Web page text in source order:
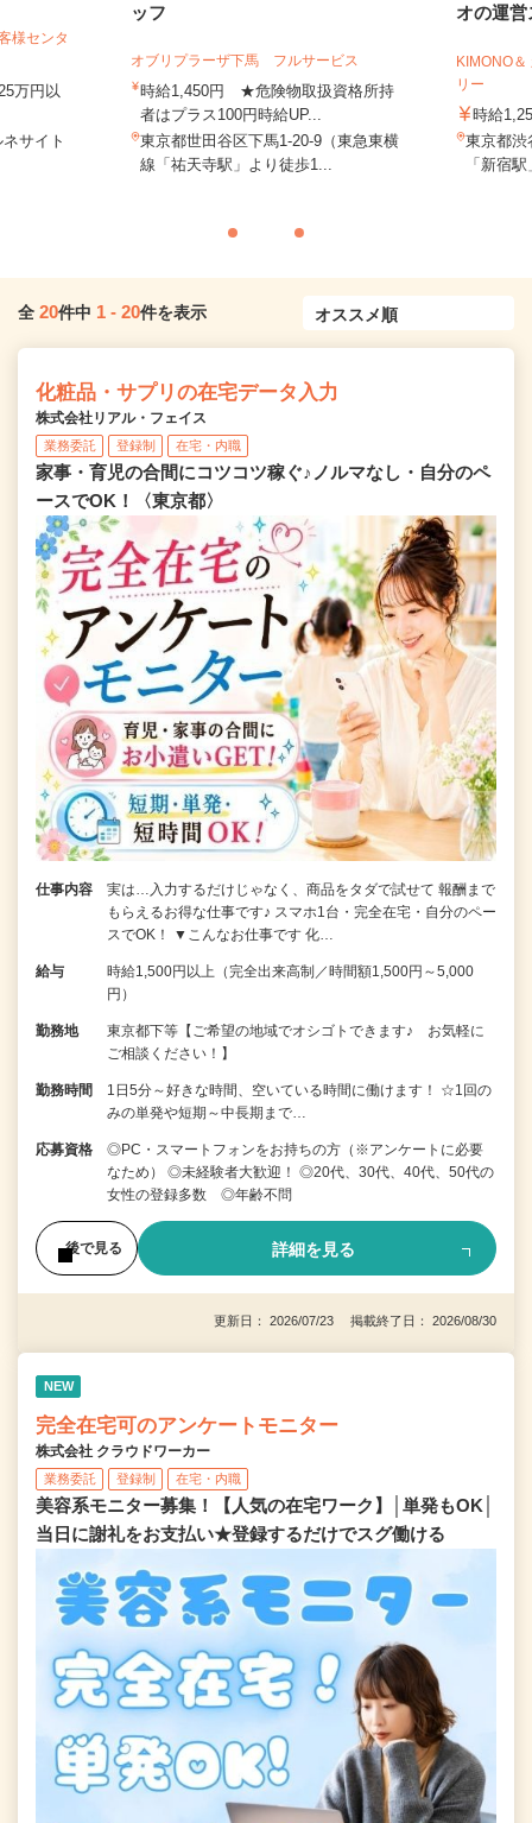
様センタ
万円以
サイト
ッフ
オブリプラーザ下馬 フルサービス
時給1,450円 ★危険物取扱資格所持
者はプラス100円時給UP...
東京都世田谷区下馬1-20-9（東急東横
線「祐天寺駅」より徒歩1...
オの運営
KIMONO
リー
時給
東京都渋
「新宿
全 20件中 1 - 20件を表示
化粧品・サプリの在宅データ入力
株式会社リアル・フェイス
業務委託 登録制 在宅・内職
家事・育児の合間にコツコツ稼ぐ♪ノルマなし・自分のペ
ースでOK！〈東京都〉
仕事内容
実は…入力するだけじゃなく、商品をタダで試せて 報酬まで
もらえるお得な仕事です♪ スマホ1台・完全在宅・自分のペー
スでOK！ ▼こんなお仕事です 化…
給与
時給1,500円以上（完全出来高制／時間額1,500円～5,000
円）
勤務地
東京都下等【ご希望の地域でオシゴトできます♪ お気軽に
ご相談ください！】
勤務時間
1日5分～好きな時間、空いている時間に働けます！ ☆1回の
みの単発や短期～中長期まで…
応募資格
◎PC・スマートフォンをお持ちの方（※アンケートに必要
なため） ◎未経験者大歓迎！ ◎20代、30代、40代、50代の
女性の登録多数 ◎年齢不問
後で見る 詳細を見る
更新日： 2026/07/23 掲載終了日： 2026/08/30
NEW
完全在宅可のアンケートモニター
株式会社 クラウドワーカー
業務委託 登録制 在宅・内職
美容系モニター募集！【人気の在宅ワーク】│単発もOK│
当日に謝礼をお支払い★登録するだけでスグ働ける